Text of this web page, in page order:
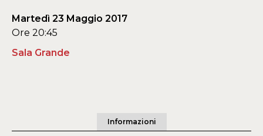
Martedì 23 Maggio 2017
Ore 20:45
Sala Grande
Informazioni